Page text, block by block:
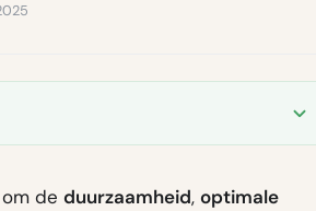
om deduurzaamheid,optimale